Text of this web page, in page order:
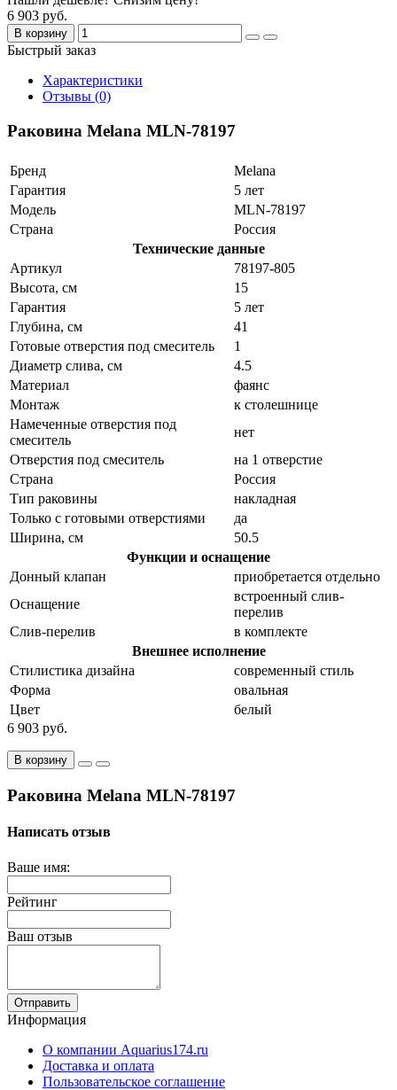
6 903 руб.
В корзину
Быстрый заказ
Характеристики
Отзывы (0)
Раковина Melana MLN-78197
Бренд
Melana
Гарантия
5 лет
Модель
MLN-78197
Страна
Россия
Технические данные
Артикул
78197-805
Высота, см
15
Гарантия
5 лет
Глубина, см
41
Готовые отверстия под смеситель
1
Диаметр слива, см
4.5
Материал
фаянс
Монтаж
к столешнице
Намеченные отверстия под
смеситель
нет
Отверстия под смеситель
на 1 отверстие
Страна
Россия
Тип раковины
накладная
Только с готовыми отверстиями
да
Ширина, см
50.5
Функции и оснащение
Донный клапан
приобретается отдельно
Оснащение
встроенный слив-
перелив
Слив-перелив
в комплекте
Внешнее исполнение
Стилистика дизайна
современный стиль
Форма
овальная
Цвет
белый
6 903 руб.
В корзину
Раковина Melana MLN-78197
Написать отзыв
Ваше имя:
Рейтинг
Ваш отзыв
Отправить
Информация
О компании Aquarius174.ru
Доставка и оплата
Пользовательское соглашение